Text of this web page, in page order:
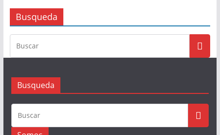
Busqueda
Busqueda